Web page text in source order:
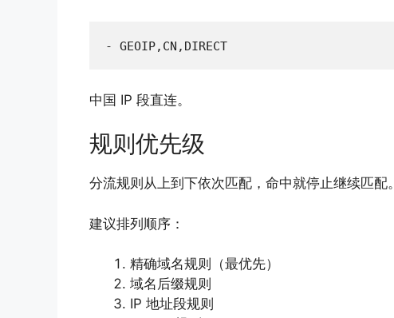
- GEOIP,CN,DIRECT
中国 IP 段直连。
规则优先级
分流规则从上到下依次匹配，命中就停止继续匹配。
建议排列顺序：
精确域名规则（最优先）
域名后缀规则
IP 地址段规则